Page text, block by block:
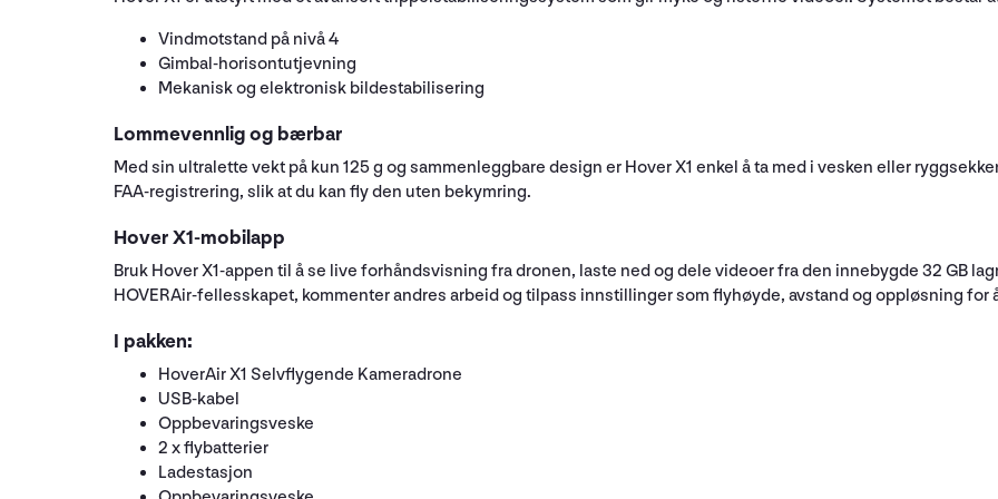
Vindmotstand på nivå 4
Gimbal-horisontutjevning
Mekanisk og elektronisk bildestabilisering
Lommevennlig og bærbar
Med sin ultralette vekt på kun 125 g og sammenleggbare design er Hover X1 enkel å ta med i vesken eller
FAA-registrering, slik at du kan fly den uten bekymring.
Hover X1-mobilapp
Bruk Hover X1-appen til å se live forhåndsvisning fra dronen, laste ned og dele videoer fra den innebygde 32 GB
HOVERAir-fellesskapet, kommenter andres arbeid og tilpass innstillinger som flyhøyde, avstand og oppløsning for
I pakken:
HoverAir X1 Selvflygende Kameradrone
USB-kabel
Oppbevaringsveske
2 x flybatterier
Ladestasjon